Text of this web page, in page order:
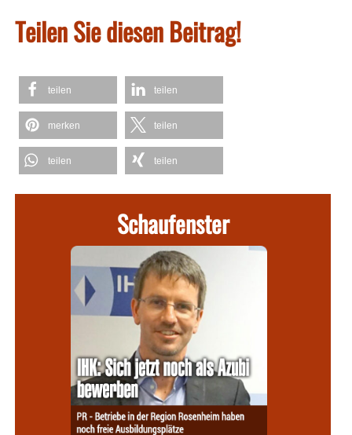
Teilen Sie diesen Beitrag!
teilen teilen
merken teilen
teilen teilen
Schaufenster